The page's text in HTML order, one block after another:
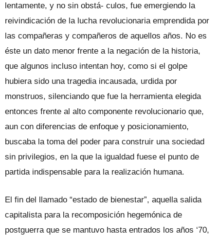
lentamente, y no sin obstá- culos, fue emergiendo la
reivindicación de la lucha revolucionaria emprendida por
las compañeras y compañeros de aquellos años. No es
éste un dato menor frente a la negación de la historia,
que algunos incluso intentan hoy, como si el golpe
hubiera sido una tragedia incausada, urdida por
monstruos, silenciando que fue la herramienta elegida
entonces frente al alto componente revolucionario que,
aun con diferencias de enfoque y posicionamiento,
buscaba la toma del poder para construir una sociedad
sin privilegios, en la que la igualdad fuese el punto de
partida indispensable para la realización humana.
El fin del llamado “estado de bienestar”, aquella salida
capitalista para la recomposición hegemónica de
postguerra que se mantuvo hasta entrados los años ‘70,